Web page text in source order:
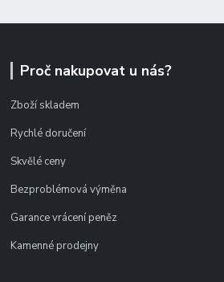
Proč nakupovat u nás?
Zboží skladem
Rychlé doručení
Skvělé ceny
Bezproblémová výměna
Garance vrácení peněz
Kamenné prodejny